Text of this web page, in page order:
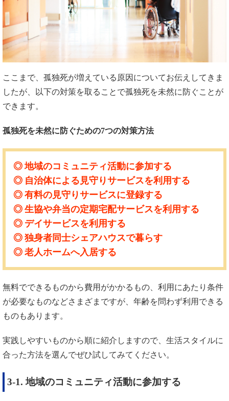
ここまで、孤独死が増えている原因についてお伝えしてきま
したが、以下の対策を取ることで孤独死を未然に防ぐことが
できます。
孤独死を未然に防ぐための7つの対策方法
地域のコミュニティ活動に参加する
自治体による見守りサービスを利用する
有料の見守りサービスに登録する
生協や弁当の定期宅配サービスを利用する
デイサービスを利用する
独身者同士シェアハウスで暮らす
老人ホームへ入居する
無料でできるものから費用がかかるもの、利用にあたり条件
が必要なものなどさまざまですが、年齢を問わず利用できる
ものもあります。
実践しやすいものから順に紹介しますので、生活スタイルに
合った方法を選んでぜひ試してみてください。
3-1. 地域のコミュニティ活動に参加する